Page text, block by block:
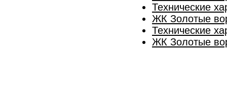
Технические
ЖК Золотые
Технические
ЖК Золотые